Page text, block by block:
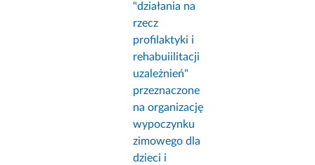
"działania na
rzecz
profilaktyki i
rehabuiilitacji
uzależnień"
przeznaczone
na organizację
wypoczynku
zimowego dla
dzieci i